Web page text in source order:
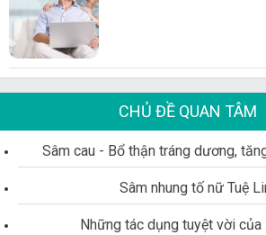
CHỦ ĐỀ QUAN TÂM
Sâm cau - Bổ thận tráng dương,
Sâm nhung tố nữ Tuệ
Những tác dụng tuyệt vời của